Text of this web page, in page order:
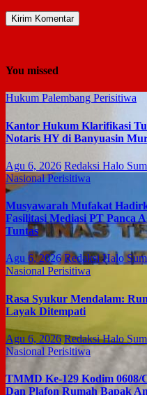
You missed
Hukum Palembang Perisitiwa
Kantor Hukum Klarifikasi
Notaris HY di Banyuasin
Agu 6, 2026 Redaksi Halo
NasionalPerisitiwa
Musyawarah Mufakat
Fasilitasi Mediasi PT Panca
Tuntas
Agu 6, 2026 Redaksi Halo
Nasional Perisitiwa
Rasa Syukur Mendalam:
Layak Ditempati
Agu 6, 2026 Redaksi Halo
Nasional Perisitiwa
TMMD Ke-129 Kodim 0608/
Dan Plafon Rumah Bapak